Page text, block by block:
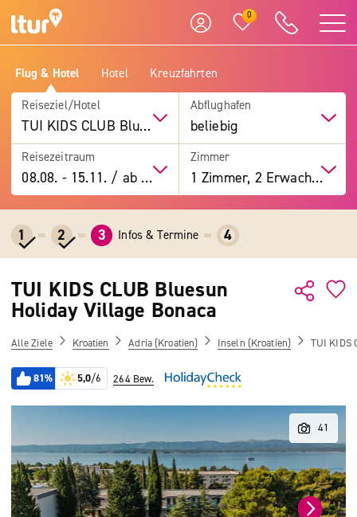
0
Flug & Hotel Hotel Kreuzfahrten
Reiseziel/Hotel
TUI KIDS CLUB Bluesun Holiday Village Bonaca
Abflughafen
beliebig
Reisezeitraum
08.08. -15.11. / ab 7 Tage
Zimmer
1 Zimmer, 2 Erwachsene
1 2 3 Infos & Termine 4
TUI KIDS CLUB Bluesun
Holiday Village Bonaca
Alle Ziele Kroatien Adria (Kroatien) Inseln (Kroatien) TUI KIDS
81% 5,0/6 264 Bew.